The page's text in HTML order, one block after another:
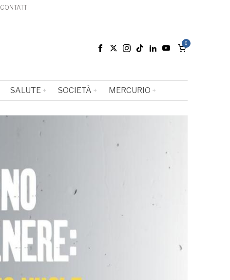
CONTATTI
0
SALUTE SOCIETÀ MERCURIO